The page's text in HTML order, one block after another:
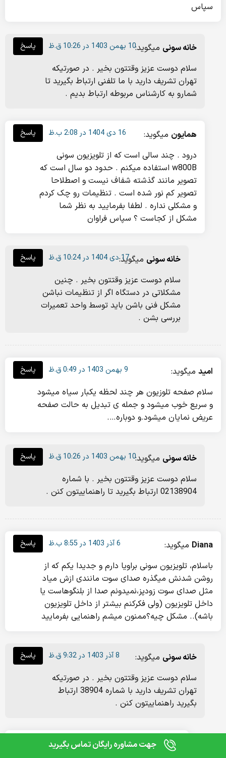
سپاس
خانه سونی میگوید:
سلام دوست عزیز وقتتون بخیر . در صورتیکه
تهران تشریف دارید با ما تلفنی ارتباط بگیرید تا
شمارو به کارشناس مربوطه ارتباط بدیم .
10 بهمن 1403 در 10:26 ق.ظ پاسخ
همایون میگوید:
درود . چند سالی است که از تلویزیون سونی
w800B استفاده میکنم . حدود دو سال است که
تصویر مانند گذشته شفاف نیست و اصطلاحا
تصویر کم نور شده است . تنظیمات رو چک کردم
و مشکلی نداره . لطفا بفرمایید به نظر شما
مشکل از کجاست ؟ سپاس فراوان
16 دی 1404 در 2:08 ب.ظ پاسخ
خانه سونی میگوید:
سلام دوست عزیز وقتتون بخیر . چنین
مشکلاتی در دستگاه اگر از تنظیمات نباشن
مشکل فنی باشن باید توسط واحد تعمیرات
بررسی بشن .
17 دی 1404 در 10:24 ق.ظ پاسخ
امید میگوید:
سلام صفحه تلوزیون هر چند لحظه یکبار سیاه میشود
و سریع خوب میشود و جمله ی تبدیل به حالت صفحه
عریض نمایان میشود.و دوباره….
9 بهمن 1403 در 0:49 ق.ظ پاسخ
خانه سونی میگوید:
سلام دوست عزیز وقتتون بخیر . با شماره
02138904 ارتباط بگیرید تا راهنماییتون کنن .
10 بهمن 1403 در 10:26 ق.ظ پاسخ
Diana میگوید:
باسلام، تلویزیون سونی براویا دارم و جدیدا یکم که از
روشن شدنش میگذره صدای سوت مانندی ازش میاد
مثل صدای سوت زودپز،نمیدونم صدا از بلنگوهاست یا
داخل تلویزیون (ولی فکرکنم بیشتر از داخل تلویزیون
باشه).. مشکل چیه؟ممنون میشم راهنمایی بفرمایید
6 آذر 1403 در 8:55 ب.ظ پاسخ
خانه سونی میگوید:
سلام دوست عزیز وقتتون بخیر . در صورتیکه
تهران تشریف دارید با شماره 38904 ارتباط
بگیرید راهنماییتون کنن .
8 آذر 1403 در 9:32 ق.ظ پاسخ
جبارزاده میگوید:5 بهمن 1403 در 2:51 ق.ظ
جهت مشاوره رایگان تماس بگیرید